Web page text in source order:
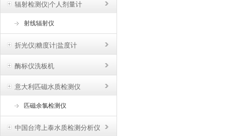
辐射检测仪|个人剂量计
射线辐射仪
折光仪|糖度计|盐度计
酶标仪洗板机
意大利匹磁水质检测仪
匹磁余氯检测仪
中国台湾上泰水质检测分析仪